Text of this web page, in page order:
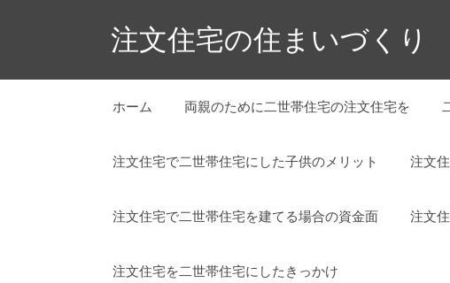
注文住宅の住まいづくり
ホーム 両親のために二世帯住宅の注文住宅を
注文住宅で二世帯住宅にした子供のメリット 注文
注文住宅で二世帯住宅を建てる場合の資金面 注文
注文住宅を二世帯住宅にしたきっかけ